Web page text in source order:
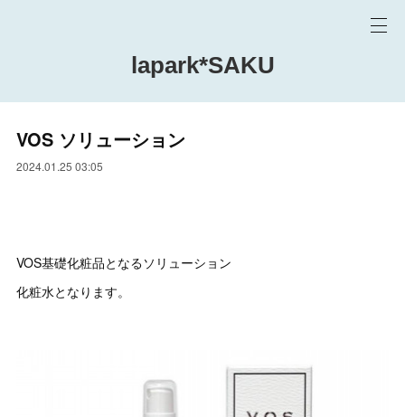
lapark*SAKU
VOS ソリューション
2024.01.25 03:05
VOS基礎化粧品となるソリューション
化粧水となります。